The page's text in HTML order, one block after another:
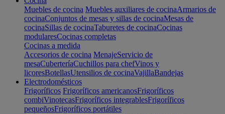
Muebles de cocina Muebles auxiliares de cocinaArmarios de
cocinaConjuntos de mesas y sillas de cocinaMesas de
cocinaSillas de cocinaTaburetes de cocinaCocinas
modularesCocinas completas
Cocinas a medida
Accesorios de cocina MenajeServicio de
mesaCuberteríaCuchillos para chefVinos y
licoresBotellasUtensilios de cocinaVajillaBandejas
Electrodomésticos
Frigoríficos Frigoríficos americanosFrigoríficos
combiVinotecasFrigoríficos integrablesFrigoríficos
pequeñosFrigoríficos portátiles